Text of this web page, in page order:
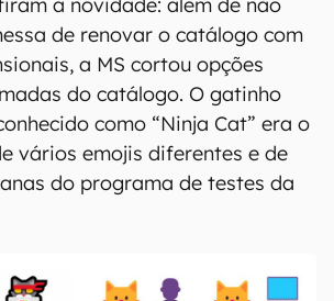
de renovar o catálogo com
a MS cortou opções
do catálogo. O gatinho
como “Ninja Cat” era o
vários emojis diferentes e de
do programa de testes da